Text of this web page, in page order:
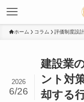
ホーム コラム 評価制度設計
建設業
ント対
却する
2026
6/26